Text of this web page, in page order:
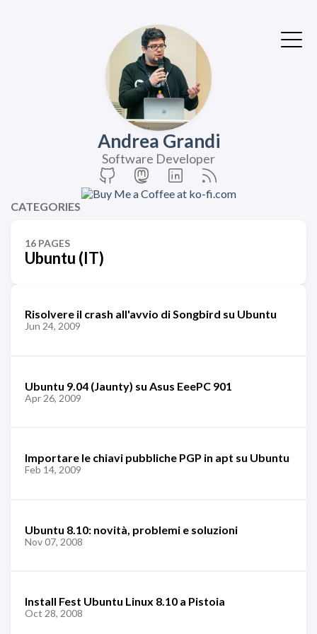
Andrea Grandi
Software Developer
CATEGORIES
16 PAGES
Ubuntu (IT)
Risolvere il crash all'avvio di Songbird su Ubuntu
Jun 24, 2009
Ubuntu 9.04 (Jaunty) su Asus EeePC 901
Apr 26, 2009
Importare le chiavi pubbliche PGP in apt su Ubuntu
Feb 14, 2009
Ubuntu 8.10: novità, problemi e soluzioni
Nov 07, 2008
Install Fest Ubuntu Linux 8.10 a Pistoia
Oct 28, 2008